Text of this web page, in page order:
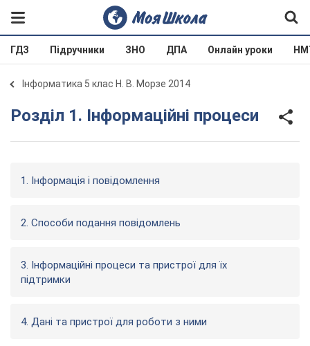
ГДЗ Підручники ЗНО ДПА Онлайн уроки
Інформатика 5 клас Н. В. Морзе 2014
Розділ 1. Інформаційні процеси
1. Інформація і повідомлення
2. Способи подання повідомлень
3. Інформаційні процеси та пристрої для їх
підтримки
4. Дані та пристрої для роботи з ними